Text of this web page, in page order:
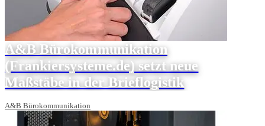
A&B Bürokommunikation
(Frankiersysteme.de) setzt neue
Maßstäbe in der Brieflogistik
A&B Bürokommunikation